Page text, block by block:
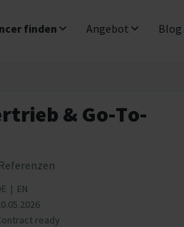
finden Angebot Blog
& Go-To-
Referenzen
| EN
ready